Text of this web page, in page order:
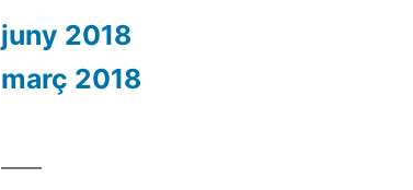
juny 2018
març 2018